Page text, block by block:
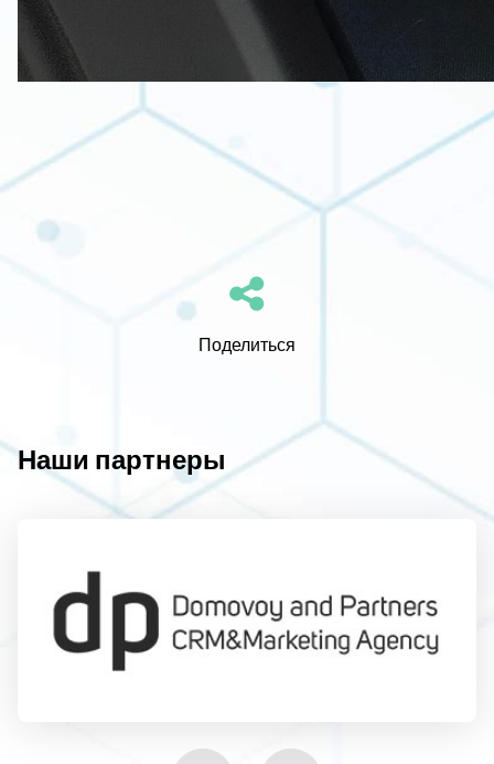
Поделиться
Наши партнеры